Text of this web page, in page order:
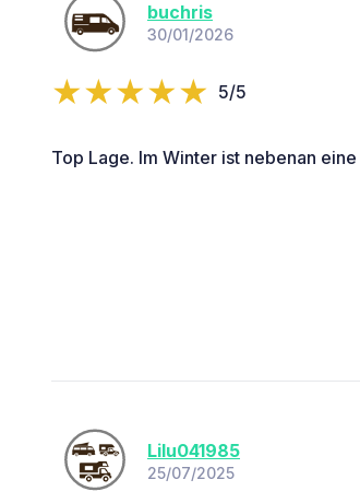
buchris
30/01/2026
5/5
Top Lage. Im Winter ist nebenan
Lilu041985
25/07/2025